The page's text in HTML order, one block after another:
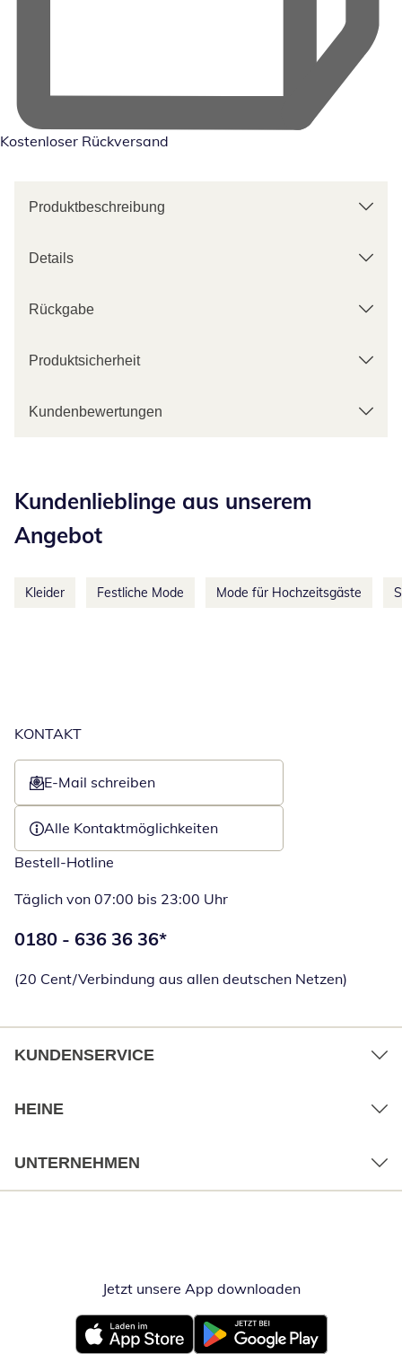
Kostenloser Rückversand
Produktbeschreibung
Details
Rückgabe
Produktsicherheit
Kundenbewertungen
Kundenlieblinge aus unserem
Angebot
Kleider Festliche Mode Mode für Hochzeitsgäste
KONTAKT
E-Mail schreiben
Öffnet E-Mail-Client
Alle Kontaktmöglichkeiten
Bestell-Hotline
Täglich von 07:00 bis 23:00 Uhr
Telefonnummer:
0180 - 636 36 36*
(20 Cent/Verbindung aus allen deutschen Netzen)
KUNDENSERVICE
HEINE
UNTERNEHMEN
Jetzt unsere App downloadenÖffnet in